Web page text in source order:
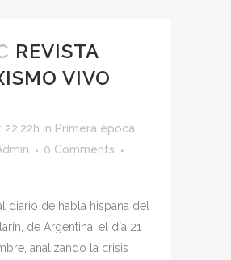
REVISTA
VIVO
in Primera época
0 Comments
diario de habla hispana del
de Argentina, el día 21
analizando la crisis